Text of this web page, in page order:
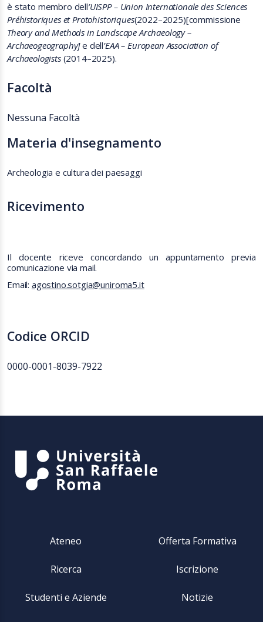
è stato membro dell’UISPP – Union Internationale des Sciences
Préhistoriques et Protohistoriques(2022–2025)[commissione
Theory and Methods in Landscape Archaeology –
Archaeogeography]e dell’EAA –European Association of
Archaeologists(2014–2025).
Facoltà
Nessuna Facoltà
Materia d'insegnamento
Archeologia e cultura dei paesaggi
Ricevimento
Il docente riceve concordando un appuntamento previa
comunicazione via mail.
Email: agostino.sotgia@uniroma5.it
Codice ORCID
0000-0001-8039-7922
Ateneo Offerta Formativa
Ricerca Iscrizione
Studenti e Aziende Notizie